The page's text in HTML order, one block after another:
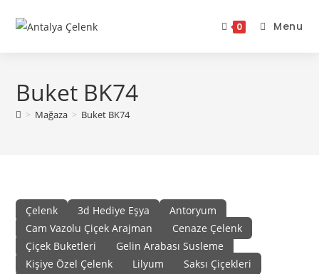
0 Menu
Buket BK74
> Mağaza > Buket BK74
Çelenk 3d Hediye Eşya
Antoryum
Cam Vazolu Çiçek Arajman
Cenaze Çelenk
Çiçek Buketleri
Gelin Arabası Susleme
Kişiye Özel Çelenk
Lilyum
Saksı Çiçekleri